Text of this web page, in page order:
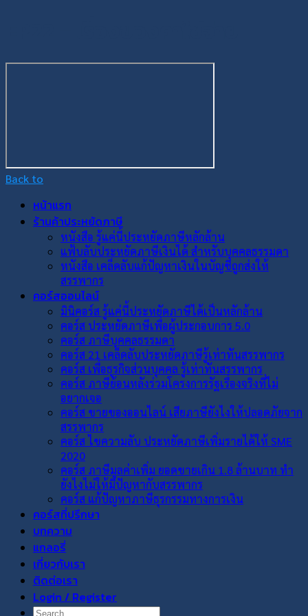
Back to
หน้าแรก
ร้านค้าประหยัดภาษี
หนังสือ รู้แค่นี้ประหยัดภาษีหลักล้าน
แฟ้บลับประหยัดภาษีเงินได้ สำหรับบุคคลธรรมดา
หนังสือ เคล็ดลับแก้ปัญหาเงินในบัญชีถูกส่งให้
สรรพากร
คอร์สออนไลน์
มินิคอร์ส รู้แค่นี้ประหยัดภาษีได้เป็นหลักล้าน
คอร์ส ประหยัดภาษีเพื่อผู้ประกอบการ 5.0
คอร์ส ภาษีบุคคลธรรมดา
คอร์ส 21 เคล็ดลับประหยัดภาษีรู้เท่าทันสรรพากร
คอร์ส เพื่อธุรกิจส่วนบุคคล รู้เท่าทันสรรพากร
คอร์ส ภาษีย้อนหลังร่วมโครงการรัฐเรื่องจริงที่ไม่
อยากเจอ
คอร์ส ขายของออนไลน์ เสียภาษียังไงให้ปลอดภัยจาก
สรรพากร
คอร์ส ไขความลับ ประหยัดภาษีเพิ่มรายได้ให้ SME
2020
คอร์ส ภาษีมูลค่าเพิ่ม ยอดขายเกิน 1.8 ล้านบาท ทำ
ยังไงไม่ให้มีปัญหากับสรรพากร
คอร์ส แก้ปัญหาภาษีธุรกรรมทางการเงิน
คอร์สที่ปรึกษา
บทความ
แกลอรี่
เกี่ยวกับเรา
ติดต่อเรา
Login / Register
Search